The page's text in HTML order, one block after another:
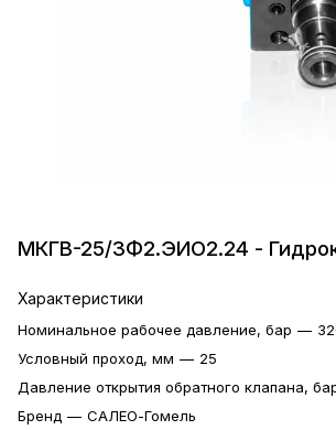
МКГВ-25/3Ф2.ЭИО2.24 -
Характеристики
Номинальное рабочее давление, бар —
Условный проход, мм — 25
Давление открытия обратного клапана,
Бренд — САЛЕО-Гомель